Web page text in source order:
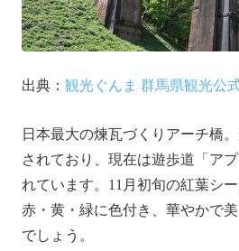
出典： 観光ぐんま 群馬県観光公
日本最大の煉瓦づくりアーチ橋
されており、現在は遊歩道「ア
れています。11月初旬の紅葉シ
赤・黄・緑に色付き、華やかで
でしょう。